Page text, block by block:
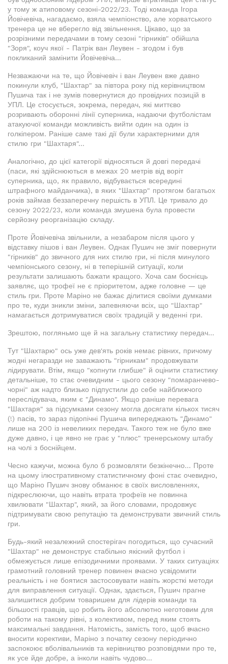
у тому ж атиповому сезоні-2022/23. Тоді команда Ігора
Йовічевіча, нагадаємо, взяла чемпіонство, але хорватського
тренера це не вберегло від звільнення. Цікаво, що за
розрізними передачами в тому сезоні "гірників" обійшла
"Зоря", коуч якої - Патрік ван Леувен - згодом і був
покликаний замінити Йовічевіча...
Незважаючи на те, що Йовічевіч і ван Леувен вже давно
покинули клуб, "Шахтар" за півтора року під керівництвом
Пушича так і не зумів повернутися до провідних позицій в
УПЛ. Це стосується, зокрема, передач, які миттєво
розривають оборонні лінії суперника, надаючи футболістам
атакуючої команди можливість вийти один на один із
голкіпером. Раніше саме такі дії були характерними для
стилю гри "Шахтаря"...
Аналогічно, до цієї категорії відносяться й довгі передачі
(паси, які здійснюються в межах 20 метрів від воріт
суперника, що, як правило, відбувається всередині
штрафного майданчика), в яких "Шахтар" протягом багатьох
років займав беззаперечну першість в УПЛ. Це тривало до
сезону 2022/23, коли команда змушена була провести
серйозну реорганізацію складу.
Проте Йовічевіча звільнили, а незабаром після цього у
відставку пішов і ван Леувен. Однак Пушич не зміг повернути
"гірників" до звичного для них стилю гри, ні після минулого
чемпіонського сезону, ні в теперішній ситуації, коли
результати залишають бажати кращого. Хоча сам боснієць
заявляє, що трофеї не є пріоритетом, адже головне — це
стиль гри. Проте Маріно не бажає ділитися своїми думками
про те, куди зникли зміни, запевняючи всіх, що "Шахтар"
намагається дотримуватися своїх традицій у веденні гри.
Зрештою, погляньмо ще й на загальну статистику передач...
Тут "Шахтарю" ось уже дев'ять років немає рівних, причому
жодні негаразди не заважають "гірникам" продовжувати
лідирувати. Втім, якщо "копнути глибше" й оцінити статистику
детальніше, то стає очевидним - цього сезону "помаранчево-
чорні" аж надто близько підпустили до себе найближчого
переслідувача, яким є "Динамо". Якщо раніше перевага
"Шахтаря" за підсумками сезону могла досягати кількох тисяч
(!) пасів, то зараз підопічні Пушича випереджають "Динамо"
лише на 200 із невеликих передач. Такого теж не було вже
дуже давно, і це явно не грає у "плюс" тренерському штабу
на чолі з боснійцем.
Чесно кажучи, можна було б розмовляти безкінечно... Проте
на цьому ілюстративному статистичному фоні стає очевидно,
що Маріно Пушич знову обманює в своїх висловленнях,
підкреслюючи, що навіть втрата трофеїв не повинна
хвилювати "Шахтар", який, за його словами, продовжує
підтримувати свою репутацію та демонструвати звичний стиль
гри.
Будь-який незалежний спостерігач погодиться, що сучасний
"Шахтар" не демонструє стабільно якісний футбол і
обмежується лише епізодичними проявами. У таких ситуаціях
грамотний головний тренер повинен вчасно усвідомити
реальність і не боятися застосовувати навіть жорсткі методи
для виправлення ситуації. Однак, здається, Пушич прагне
залишитися добрим товаришем для лідерів команди та
більшості гравців, що робить його абсолютно неготовим для
роботи на такому рівні, з колективом, перед яким стоять
максимальні завдання. Натомість, замість того, щоб вчасно
вносити корективи, Маріно з початку сезону періодично
заспокоює вболівальників та керівництво розповідями про те,
як усе йде добре, а інколи навіть чудово...